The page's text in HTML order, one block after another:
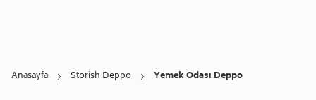
Anasayfa Storish Deppo Yemek Odası Deppo